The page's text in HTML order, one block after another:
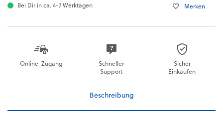
Bei Dir in ca. 4-7 Werktagen Merken
Online-Zugang
Schneller
Support
Sicher
Einkaufen
Beschreibung